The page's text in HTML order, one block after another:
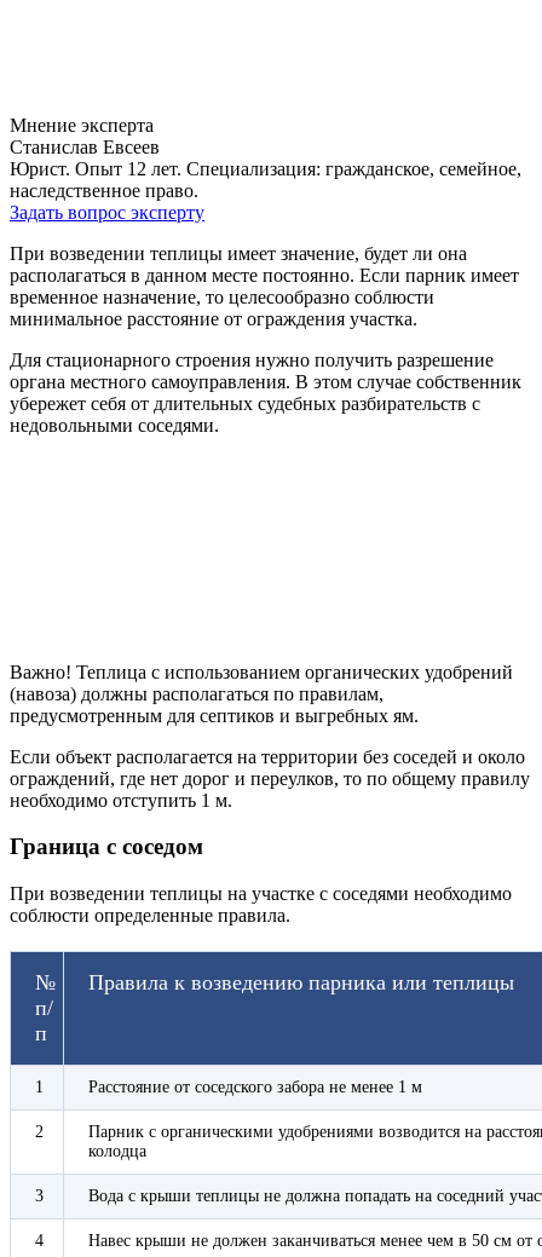
Мнение эксперта
Станислав Евсеев
Юрист. Опыт 12 лет. Специализация: гражданское, семейное,
наследственное право.
Задать вопрос эксперту
При возведении теплицы имеет значение, будет ли она
располагаться в данном месте постоянно. Если парник имеет
временное назначение, то целесообразно соблюсти
минимальное расстояние от ограждения участка.
Для стационарного строения нужно получить разрешение
органа местного самоуправления. В этом случае собственник
убережет себя от длительных судебных разбирательств с
недовольными соседями.
Важно! Теплица с использованием органических удобрений
(навоза) должны располагаться по правилам,
предусмотренным для септиков и выгребных ям.
Если объект располагается на территории без соседей и около
ограждений, где нет дорог и переулков, то по общему правилу
необходимо отступить 1 м.
Граница с соседом
При возведении теплицы на участке с соседями необходимо
соблюсти определенные правила.
№
п/
п
Правила к возведению парника или теплицы
1 Расстояние от соседского забора не менее 1 м
2
Парник с органическими удобрениями возводится на
колодца
3 Вода с крыши теплицы не должна попадать на соседний
4 Навес крыши не должен заканчиваться менее чем в 50 см от